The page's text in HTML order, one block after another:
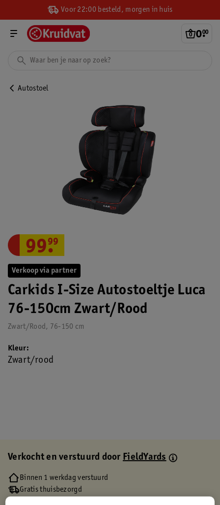
Voor 22:00 besteld, morgen in huis
0.
00
Autostoel
Verkoop via partner
Carkids I-Size Autostoeltje Luca
76-150cm Zwart/Rood
Zwart/Rood, 76-150 cm
99.
99
Kleur
Zwart/rood
Verkocht en verstuurd doorFieldYards
Binnen 1 werkdag verstuurd
Gratis thuisbezorgd